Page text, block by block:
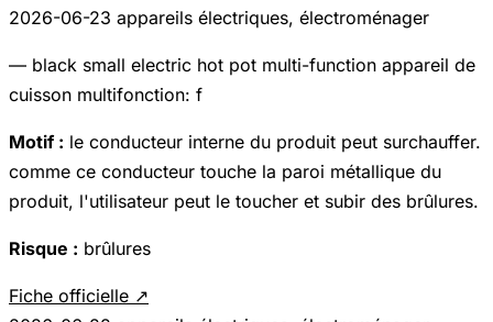
2026-06-23 appareils électriques, électroménager
— black small electric hot pot multi-function appareil de
cuisson multifonction: f
Motif : le conducteur interne du produit peut surchauffer.
comme ce conducteur touche la paroi métallique du
produit, l'utilisateur peut le toucher et subir des brûlures.
Risque : brûlures
Fiche officielle ↗